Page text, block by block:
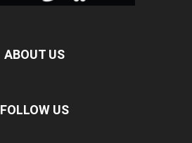
ABOUT US
FOLLOW US